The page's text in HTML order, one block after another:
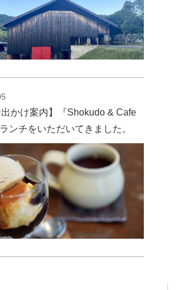
出かけ案内】『Shokudo & Cafe
ンチをいただいてきました。